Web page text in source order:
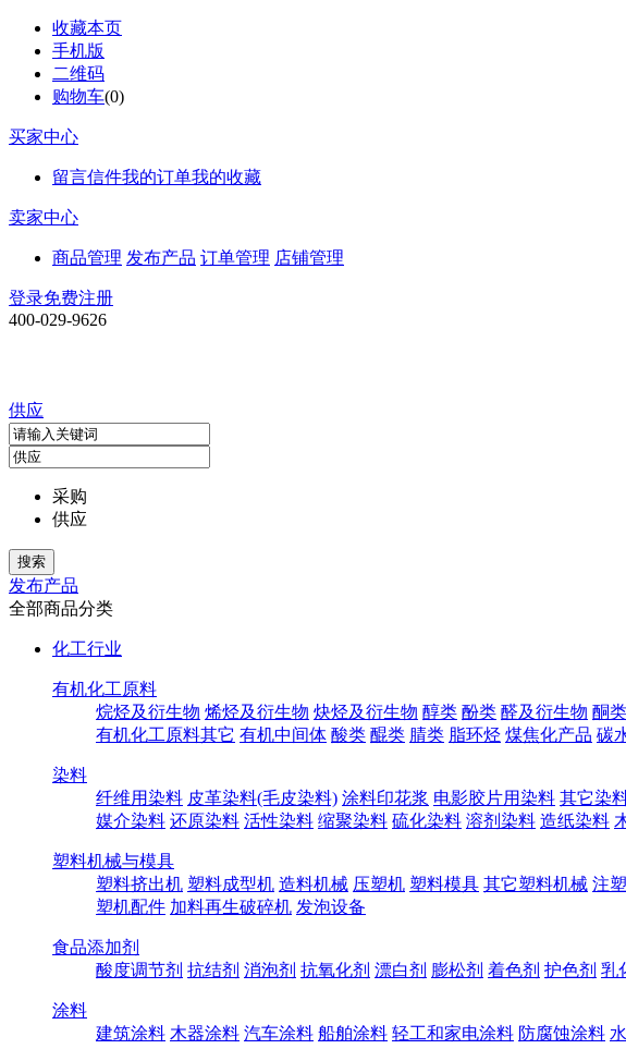
收藏本页
手机版
二维码
购物车(0)
买家中心
留言信件我的订单我的收藏
卖家中心
商品管理 发布产品 订单管理 店铺管理
登录免费注册
400-029-9626
供应
采购
供应
发布产品
全部商品分类
化工行业
有机化工原料
烷烃及衍生物 烯烃及衍生物 炔烃及衍生物 醇类 酚类 醛及衍生物 酮类
有机化工原料其它 有机中间体 酸类 醌类 腈类 脂环烃 煤焦化产品 碳
染料
纤维用染料 皮革染料(毛皮染料) 涂料印花浆 电影胶片用染料 其它染
媒介染料 还原染料 活性染料 缩聚染料 硫化染料 溶剂染料 造纸染料
塑料机械与模具
塑料挤出机 塑料成型机 造料机械 压塑机 塑料模具 其它塑料机械 注
塑机配件 加料再生破碎机 发泡设备
食品添加剂
酸度调节剂 抗结剂 消泡剂 抗氧化剂 漂白剂 膨松剂 着色剂 护色剂 乳
涂料
建筑涂料 木器涂料 汽车涂料 船舶涂料 轻工和家电涂料 防腐蚀涂料